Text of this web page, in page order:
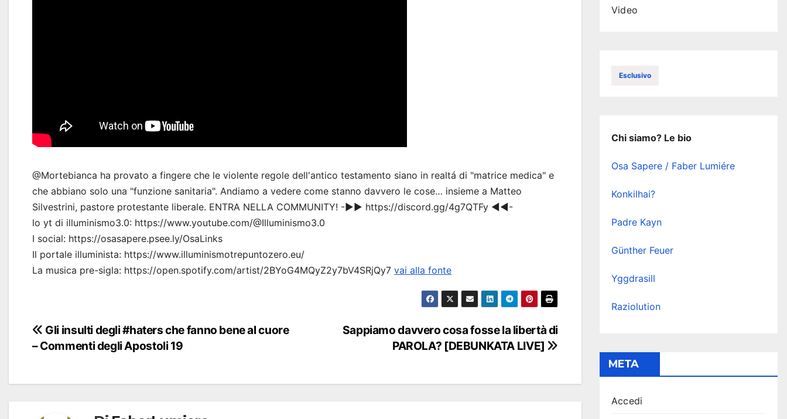
@Mortebianca ha provato a fingere che le violente regole dell'antico testamento siano in realtá di "matrice medica" e
che abbiano solo una "funzione sanitaria". Andiamo a vedere come stanno davvero le cose… insieme a Matteo
Silvestrini, pastore protestante liberale. ENTRA NELLA COMMUNITY! -▶▶ https://discord.gg/4g7QTFy ◀◀-
lo yt di illuminismo3.0: https://www.youtube.com/@Illuminismo3.0
I social: https://osasapere.psee.ly/OsaLinks
Il portale illuminista: https://www.illuminismotrepuntozero.eu/
La musica pre-sigla: https://open.spotify.com/artist/2BYoG4MQyZ2y7bV4SRjQy7 vai alla fonte
Navigazione
articoli
Sappiamo davvero cosa fosse la libertà di
PAROLA? [DEBUNKATA LIVE]
Gli insulti degli #haters che fanno bene al cuore
– Commenti degli Apostoli 19
Video
Esclusivo
Chi siamo? Le bio
Osa Sapere / Faber Lumiére
Konkilhai?
Padre Kayn
Günther Feuer
Yggdrasill
Raziolution
META
Accedi